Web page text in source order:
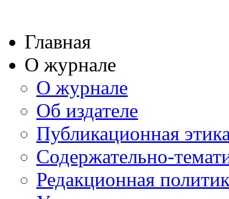
Главная
О журнале
О журнале
Об издателе
Публикационная
Содержательно-
Редакционная